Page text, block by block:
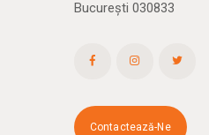
București 030833
Contactează-Ne